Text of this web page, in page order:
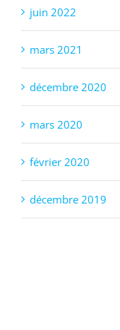
juin 2022
mars 2021
décembre 2020
mars 2020
février 2020
décembre 2019